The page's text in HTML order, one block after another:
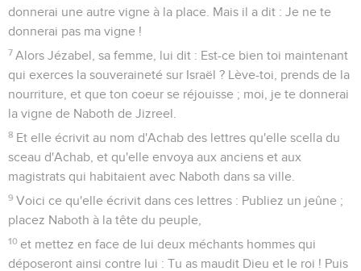
donnerai une autre vigne à la place. Mais il a dit : Je ne te
donnerai pas ma vigne !
7 Alors Jézabel, sa femme, lui dit : Est-ce bien toi maintenant
qui exerces la souveraineté sur Israël ? Lève-toi, prends de la
nourriture, et que ton coeur se réjouisse ; moi, je te donnerai
la vigne de Naboth de Jizreel.
8 Et elle écrivit au nom d'Achab des lettres qu'elle scella du
sceau d'Achab, et qu'elle envoya aux anciens et aux
magistrats qui habitaient avec Naboth dans sa ville.
9 Voici ce qu'elle écrivit dans ces lettres : Publiez un jeûne ;
placez Naboth à la tête du peuple,
10 et mettez en face de lui deux méchants hommes qui
déposeront ainsi contre lui : Tu as maudit Dieu et le roi ! Puis